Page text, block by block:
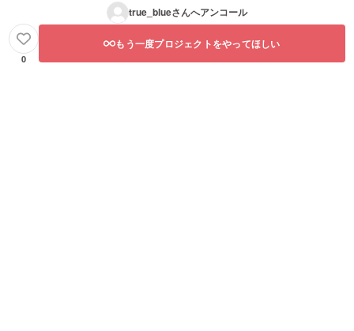
true_blueさんへアンコール
0
もう一度プロジェクトをやってほしい